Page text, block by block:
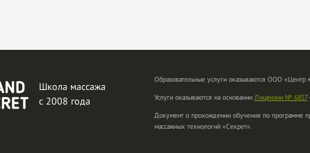
Школа массажа
с 2008 года
Образовательные услуги оказываются ООО «Центр
Услуги оказываются на основании Лицензии № 6857
Документ о прохождении обучения по программе
массажных технологий «Секрет».